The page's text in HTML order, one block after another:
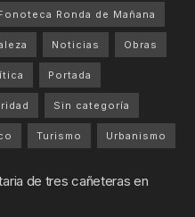
Ronda de Mañana
Noticias Obras
Portada
Sin categoría
Turismo Urbanismo
de tres cañeteras en